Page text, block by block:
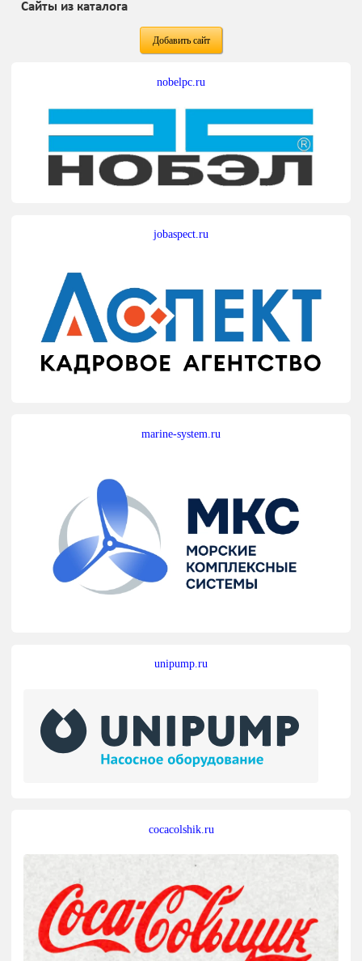
Сайты из каталога
Добавить сайт
nobelpc.ru
jobaspect.ru
marine-system.ru
unipump.ru
cocacolshik.ru